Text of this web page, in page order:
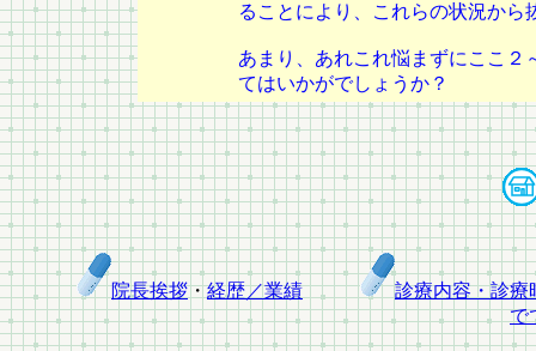
ることにより、これらの状況か
あまり、あれこれ悩まずにここ２
てはいかがでしょうか？
院長挨拶・経歴／業績
診療内容・診療
で